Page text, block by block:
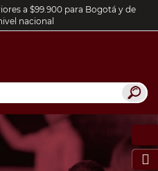
a $99.900 para Bogotá y de
nacional
